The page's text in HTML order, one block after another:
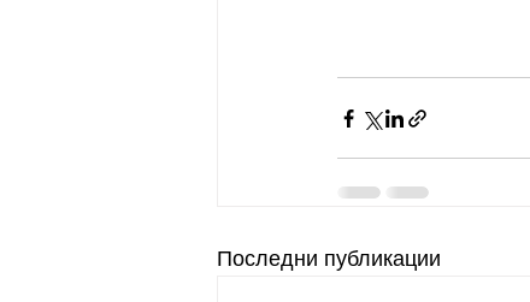
Последни публикации